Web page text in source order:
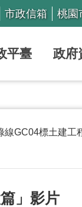
市政信箱 桃園
平臺
線GC04標土建工
」影片